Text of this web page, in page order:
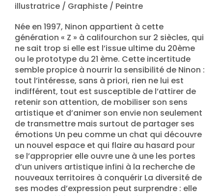
illustratrice / Graphiste / Peintre
Née en 1997, Ninon appartient à cette
génération « Z » à califourchon sur 2 siècles, qui
ne sait trop si elle est l’issue ultime du 20ème
ou le prototype du 21 ème. Cette incertitude
semble propice à nourrir la sensibilité de Ninon :
tout l’intéresse, sans à priori, rien ne lui est
indifférent, tout est susceptible de l’attirer de
retenir son attention, de mobiliser son sens
artistique et d’animer son envie non seulement
de transmettre mais surtout de partager ses
émotions Un peu comme un chat qui découvre
un nouvel espace et qui flaire au hasard pour
se l’approprier elle ouvre une à une les portes
d’un univers artistique infini à la recherche de
nouveaux territoires à conquérir La diversité de
ses modes d’expression peut surprendre : elle